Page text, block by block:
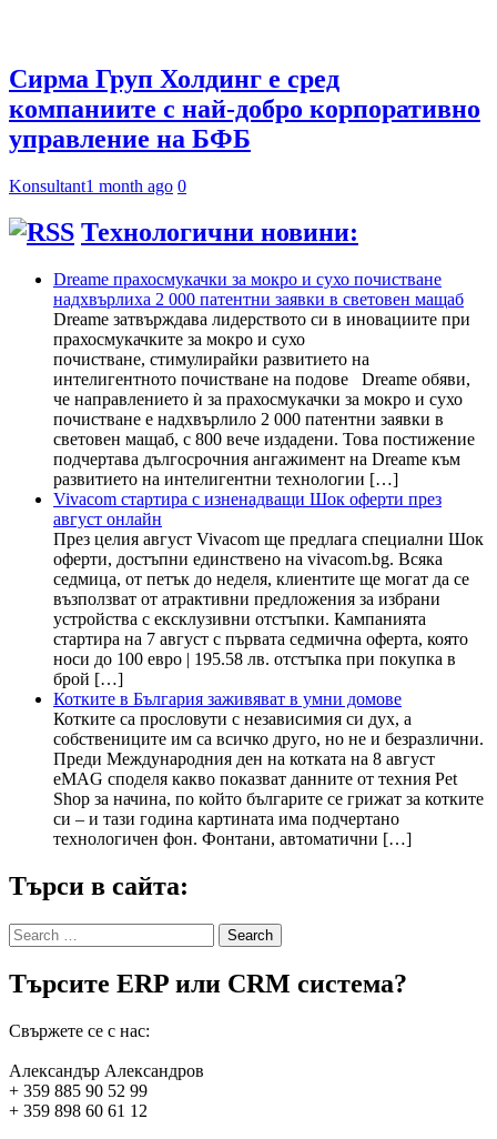
Сирма Груп Холдинг е сред
компаниите с най-добро корпоративно
управление на БФБ
Konsultant1 month ago 0
Технологични новини:
Dreame прахосмукачки за мокро и сухо почистване
надхвърлиха 2 000 патентни заявки в световен мащаб
Dreame затвърждава лидерството си в иновациите при
прахосмукачките за мокро и сухо
почистване, стимулирайки развитието на
интелигентното почистване на подове Dreame обяви,
че направлението ѝ за прахосмукачки за мокро и сухо
почистване е надхвърлило 2 000 патентни заявки в
световен мащаб, с 800 вече издадени. Това постижение
подчертава дългосрочния ангажимент на Dreame към
развитието на интелигентни технологии […]
Vivacom стартира с изненадващи Шок оферти през
август онлайн
През целия август Vivacom ще предлага специални Шок
оферти, достъпни единствено на vivacom.bg. Всяка
седмица, от петък до неделя, клиентите ще могат да се
възползват от атрактивни предложения за избрани
устройства с ексклузивни отстъпки. Кампанията
стартира на 7 август с първата седмична оферта, която
носи до 100 евро | 195.58 лв. отстъпка при покупка в
брой […]
Котките в България заживяват в умни домове
Котките са прословути с независимия си дух, а
собствениците им са всичко друго, но не и безразлични.
Преди Международния ден на котката на 8 август
eMAG споделя какво показват данните от техния Pet
Shop за начина, по който българите се грижат за котките
си – и тази година картината има подчертано
технологичен фон. Фонтани, автоматични […]
Търси в сайта:
Search
for:
Търсите ERP или CRM система?
Свържете се с нас:
Александър Александров
+ 359 885 90 52 99
+ 359 898 60 61 12